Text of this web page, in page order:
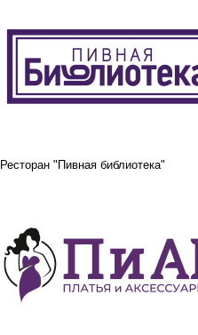
Ресторан "Пивная библиотека"